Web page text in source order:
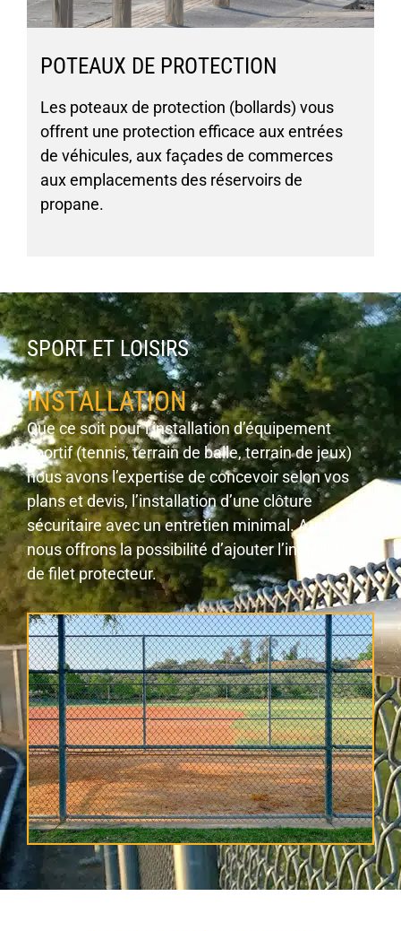
POTEAUX DE PROTECTION
Les poteaux de protection (bollards) vous
offrent une protection efficace aux entrées
de véhicules, aux façades de commerces
aux emplacements des réservoirs de
propane.
SPORT ET LOISIRS
INSTALLATION
Que ce soit pour l’installation d’équipement
sportif (tennis, terrain de balle, terrain de jeux)
nous avons l’expertise de concevoir selon vos
plans et devis, l’installation d’une clôture
sécuritaire avec un entretien minimal. Aussi
nous offrons la possibilité d’ajouter l’installation
de filet protecteur.